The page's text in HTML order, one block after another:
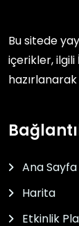
Bu sitede
içerikler, ilgili
Ana Sayfa
Harita
Etkinlik